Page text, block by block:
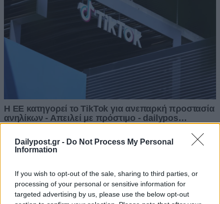
Dailypost.gr - Do Not Process My Personal
Information
If you wish to opt-out of the sale, sharing to third parties, or
processing of your personal or sensitive information for
targeted advertising by us, please use the below opt-out